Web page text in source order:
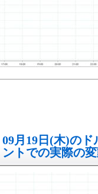
09月19日(木)の
ントでの実際の